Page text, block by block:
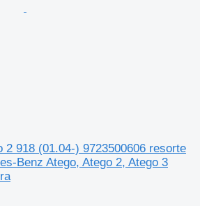
2 918 (01.04-) 9723500606 resorte
Benz Atego, Atego 2, Atego 3